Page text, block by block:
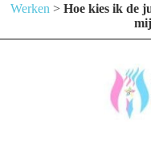
Werken > Hoe kies ik de